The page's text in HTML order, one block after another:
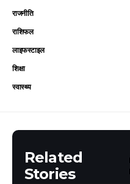
राजनीति
राशिफल
लाइफस्टाइल
शिक्षा
स्वास्थ्य
Related
Stories